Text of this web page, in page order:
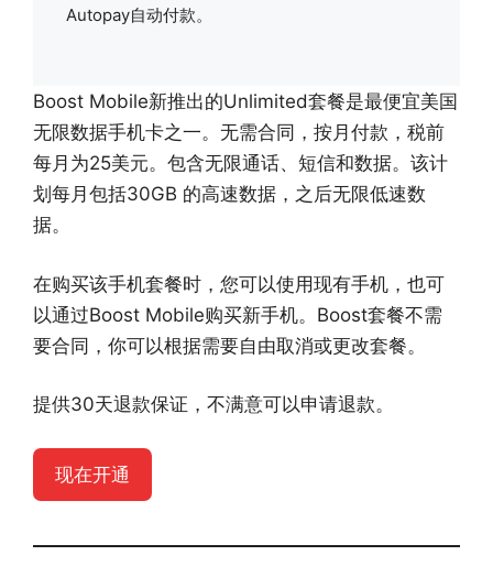
Autopay自动付款。
Boost Mobile新推出的Unlimited套餐是最便宜美国
无限数据手机卡之一。无需合同，按月付款，税前
每月为25美元。包含无限通话、短信和数据。该计
划每月包括30GB 的高速数据，之后无限低速数
据。
在购买该手机套餐时，您可以使用现有手机，也可
以通过Boost Mobile购买新手机。Boost套餐不需
要合同，你可以根据需要自由取消或更改套餐。
提供30天退款保证，不满意可以申请退款。
现在开通